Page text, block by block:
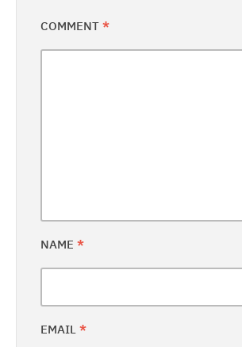
COMMENT *
NAME *
EMAIL *